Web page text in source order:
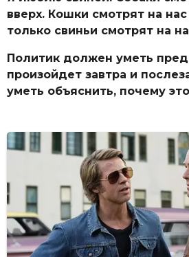
вверх. Кошки смотрят на нас
только свиньи смотрят на
Политик должен уметь
произойдет завтра и
уметь объяснить, почему